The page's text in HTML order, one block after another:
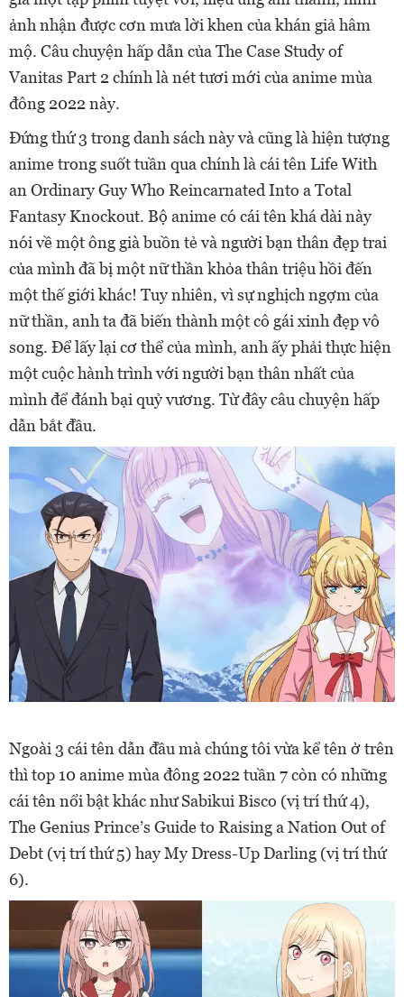
ảnh nhận được cơn mưa lời khen của khán giả hâm
mộ. Câu chuyện hấp dẫn của The Case Study of
Vanitas Part 2 chính là nét tươi mới của anime mùa
đông 2022 này.
Đứng thứ 3 trong danh sách này và cũng là hiện tượng
anime trong suốt tuần qua chính là cái tên Life With
an Ordinary Guy Who Reincarnated Into a Total
Fantasy Knockout. Bộ anime có cái tên khá dài này
nói về một ông già buồn tẻ và người bạn thân đẹp trai
của mình đã bị một nữ thần khỏa thân triệu hồi đến
một thế giới khác! Tuy nhiên, vì sự nghịch ngợm của
nữ thần, anh ta đã biến thành một cô gái xinh đẹp vô
song. Để lấy lại cơ thể của mình, anh ấy phải thực hiện
một cuộc hành trình với người bạn thân nhất của
mình để đánh bại quỷ vương. Từ đây câu chuyện hấp
dẫn bắt đầu.
Ngoài 3 cái tên dẫn đầu mà chúng tôi vừa kể tên ở trên
thì top 10 anime mùa đông 2022 tuần 7 còn có những
cái tên nổi bật khác như Sabikui Bisco (vị trí thứ 4),
The Genius Prince’s Guide to Raising a Nation Out of
Debt (vị trí thứ 5) hay My Dress-Up Darling (vị trí thứ
6).